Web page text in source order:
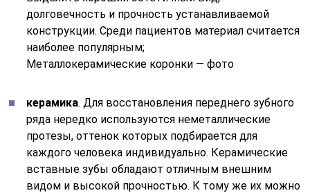
долговечность и прочность устанавливаемой
конструкции. Среди пациентов материал считается
наиболее популярным;
Металлокерамические коронки — фото
керамика. Для восстановления переднего зубного
ряда нередко используются неметаллические
протезы, оттенок которых подбирается для
каждого человека индивидуально. Керамические
вставные зубы обладают отличным внешним
видом и высокой прочностью. К тому же их можно